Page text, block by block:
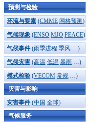
预测与检验
环流与要素 (CMME 网格预测)
气候现象 (ENSO MJO PEACE)
气候事件(雨季进程 季风 …)
气候灾害 (高温 低温 暴雨 …)
模式检验(VECOM 常规 …)
灾害与影响
灾害事件(中国 全球)
气候服务